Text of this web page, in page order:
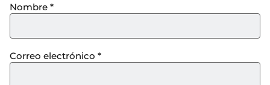
Nombre *
Correo electrónico *